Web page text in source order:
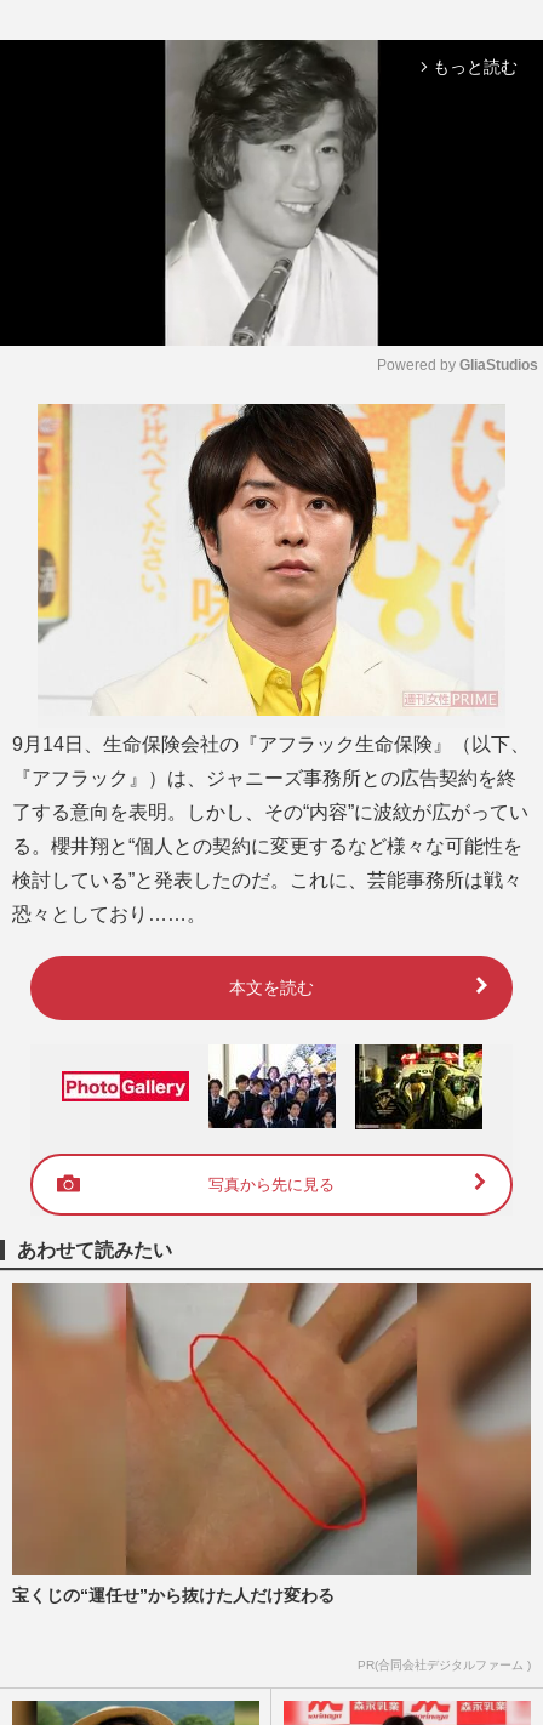
arrow_forward_ios もっと読む
M
u
e
Powered by GliaStudios
9月14日、生命保険会社の『アフラック生命保険』（以下、
『アフラック』）は、ジャニーズ事務所との広告契約を終
了する意向を表明。しかし、その“内容”に波紋が広がってい
る。櫻井翔と“個人との契約に変更するなど様々な可能性を
検討している”と発表したのだ。これに、芸能事務所は戦々
恐々としており……。
本文を読む
写真から先に見る
あわせて読みたい
宝くじの“運任せ”から抜けた人だけ変わる
PR(合同会社デジタルファーム )